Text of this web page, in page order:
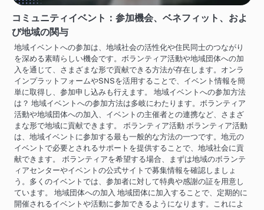
コミュニティイベント：参加機会、ベネフィット、およ
び地域の関与
地域イベントへの参加は、地域社会の活性化や住民同士のつながり
を深める素晴らしい機会です。ボランティア活動や地域団体への加
入を通じて、さまざまな形で貢献できる方法が存在します。オンラ
インプラットフォームやSNSを活用することで、イベント情報を簡
単に取得し、参加申し込みも行えます。 地域イベントへの参加方法
は？ 地域イベントへの参加方法は多岐にわたります。ボランティア
活動や地域団体への加入、イベントの主催者との連携など、さまざ
まな形で地域に貢献できます。 ボランティア活動 ボランティア活動
は、地域イベントに参加する最も一般的な方法の一つです。地元の
イベントで必要とされるサポートを提供することで、地域社会に貢
献できます。 ボランティアを希望する場合、まずは地域のボランテ
ィアセンターやイベントの公式サイトで募集情報を確認しましょ
う。多くのイベントでは、参加者に対して特典や感謝の証を用意し
ています。 地域団体への加入 地域団体に加入することで、定期的に
開催されるイベントや活動に参加できるようになります。これによ